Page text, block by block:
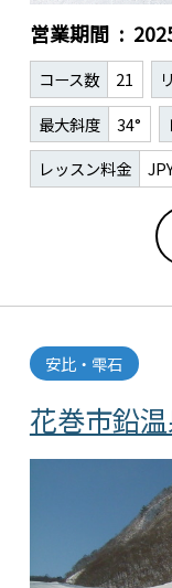
営業期間
コース数 21
最大斜度
34°
レッスン料金
花巻市鉛
安比・雫石